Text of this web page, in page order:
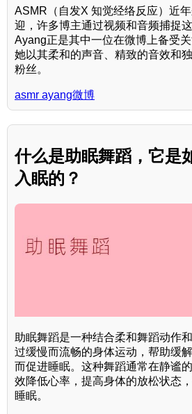
ASMR（自发X 知觉经络反应）近
迎，许多博主通过视频和音频捕捉
Ayang正是其中一位在微博上备受关
她以其柔和的声音、精致的音效和
粉丝。
asmr ayang微博
什么是助眠舞蹈，它是
入眠的？
助眠舞蹈是一种结合柔和舞蹈动作
过缓慢而流畅的身体运动，帮助缓
而促进睡眠。这种舞蹈通常在静谧
效降低心率，提高身体的放松状态
睡眠。